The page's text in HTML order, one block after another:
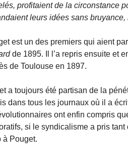
profitaient de la circonstance
leurs idées sans bruyance,
est un des premiers qui aient
de 1895. Il l’a repris ensuite et
de Toulouse en 1897.
a toujours été partisan de la
dans tous les journaux où il a
ont enfin compris
si le syndicalisme a pris
à Pouget.